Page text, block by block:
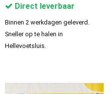
Direct leverbaar
Binnen 2 werkdagen geleverd.
Sneller op te halen in
Hellevoetsluis.